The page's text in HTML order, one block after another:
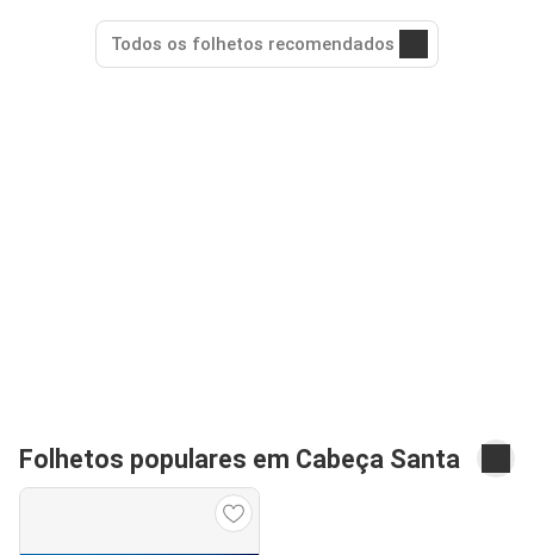
Todos os folhetos recomendados
Folhetos populares em Cabeça Santa